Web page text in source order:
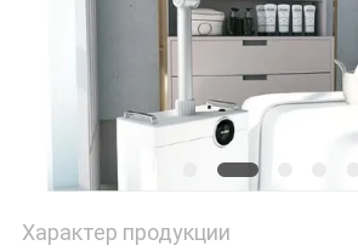
Характер продукции